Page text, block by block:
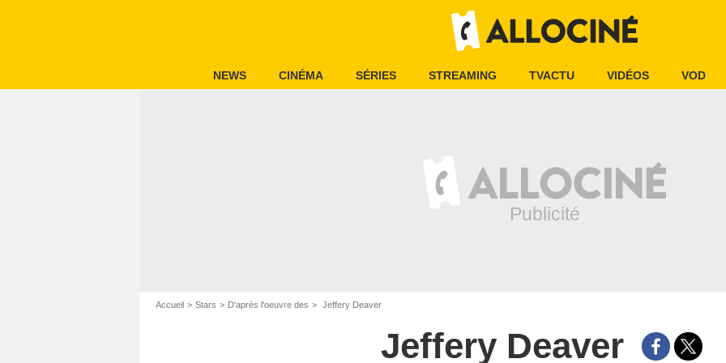
NEWS CINÉMA SÉRIES STREAMING TVACTU VIDÉOS VOD
Accueil Stars D'après l'oeuvre des Jeffery Deaver
Jeffery Deaver